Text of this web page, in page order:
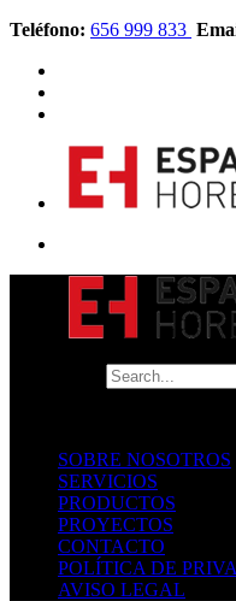
Teléfono: 656 999 833
SOBRE NOSOTROS
SERVICIOS
PRODUCTOS
PROYECTOS
CONTACTO
POLÍTICA DE
AVISO LEGAL